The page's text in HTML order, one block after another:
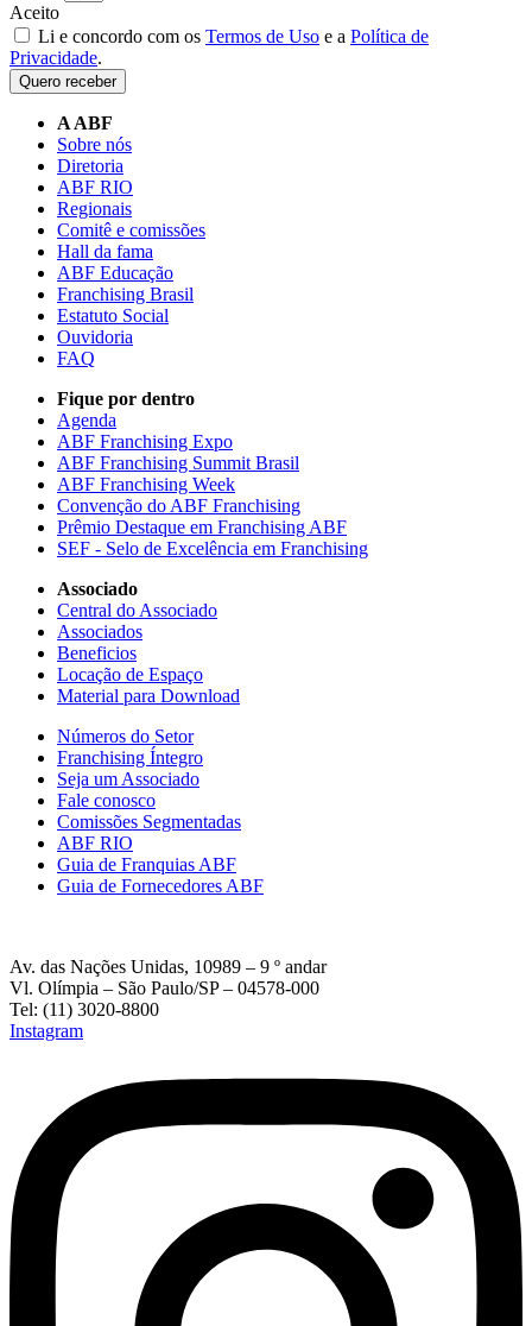
Aceito
Li e concordo com os Termos de Uso e a Política de
Privacidade.
Quero receber
A ABF
Sobre nós
Diretoria
ABF RIO
Regionais
Comitê e comissões
Hall da fama
ABF Educação
Franchising Brasil
Estatuto Social
Ouvidoria
FAQ
Fique por dentro
Agenda
ABF Franchising Expo
ABF Franchising Summit Brasil
ABF Franchising Week
Convenção do ABF Franchising
Prêmio Destaque em Franchising ABF
SEF - Selo de Excelência em Franchising
Associado
Central do Associado
Associados
Beneficios
Locação de Espaço
Material para Download
Números do Setor
Franchising Íntegro
Seja um Associado
Fale conosco
Comissões Segmentadas
ABF RIO
Guia de Franquias ABF
Guia de Fornecedores ABF
Av. das Nações Unidas, 10989 – 9 º andar
Vl. Olímpia – São Paulo/SP – 04578-000
Tel: (11) 3020-8800
Instagram